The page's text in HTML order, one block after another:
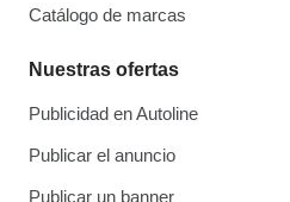
Catálogo de marcas
Nuestras ofertas
Publicidad en Autoline
Publicar el anuncio
Publicar un banner